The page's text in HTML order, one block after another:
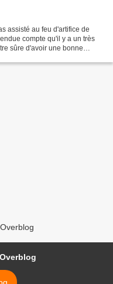
assisté au feu d'artifice de
compte qu'il y a un très
sûre d'avoir une bonne